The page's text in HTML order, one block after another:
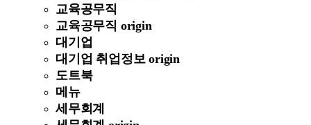
교육공무직
교육공무직 origin
대기업
대기업 취업정보 origin
도트북
메뉴
세무회계